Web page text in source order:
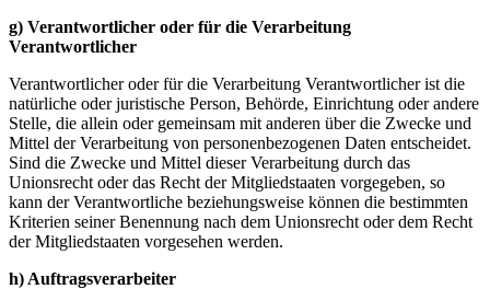
g) Verantwortlicher oder für die Verarbeitung
Verantwortlicher
Verantwortlicher oder für die Verarbeitung Verantwortlicher ist die
natürliche oder juristische Person, Behörde, Einrichtung oder andere
Stelle, die allein oder gemeinsam mit anderen über die Zwecke und
Mittel der Verarbeitung von personenbezogenen Daten entscheidet.
Sind die Zwecke und Mittel dieser Verarbeitung durch das
Unionsrecht oder das Recht der Mitgliedstaaten vorgegeben, so
kann der Verantwortliche beziehungsweise können die bestimmten
Kriterien seiner Benennung nach dem Unionsrecht oder dem Recht
der Mitgliedstaaten vorgesehen werden.
h) Auftragsverarbeiter